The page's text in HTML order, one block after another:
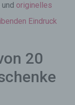
originelles
Eindruck
20